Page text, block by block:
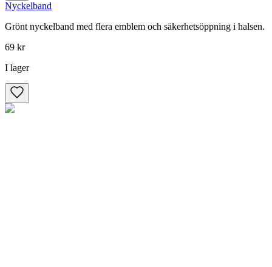
Nyckelband
Grönt nyckelband med flera emblem och säkerhetsöppning i halsen.
69 kr
I lager